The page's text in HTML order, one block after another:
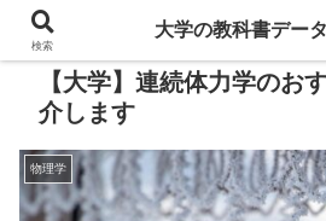
【大学】連続体力学のお
介します
物理学
検索
大学の教科書デー